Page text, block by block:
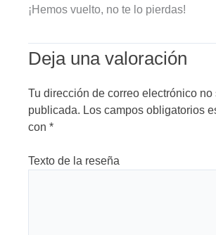
¡Hemos vuelto, no te lo pierdas!
Deja una valoración
Tu dirección de correo electrónico no
publicada. Los campos obligatorios
con *
Texto de la reseña